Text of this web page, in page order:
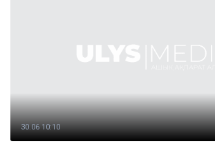
30.06 10:10